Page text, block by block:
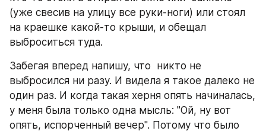
(уже свесив на улицу все руки-ноги) или стоял
на краешке какой-то крыши, и обещал
выброситься туда.
Забегая вперед напишу, что  никто не
выбросился ни разу. И видела я такое далеко не
один раз. И когда такая херня опять начиналась,
у меня была только одна мысль: "Ой, ну вот
опять, испорченный вечер". Потому что было